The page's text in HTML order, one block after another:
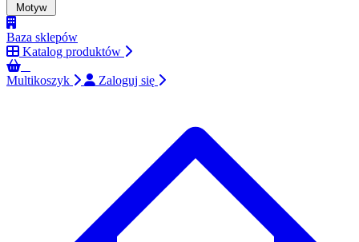
Motyw
Baza sklepów
Katalog produktów
Multikoszyk
Zaloguj się